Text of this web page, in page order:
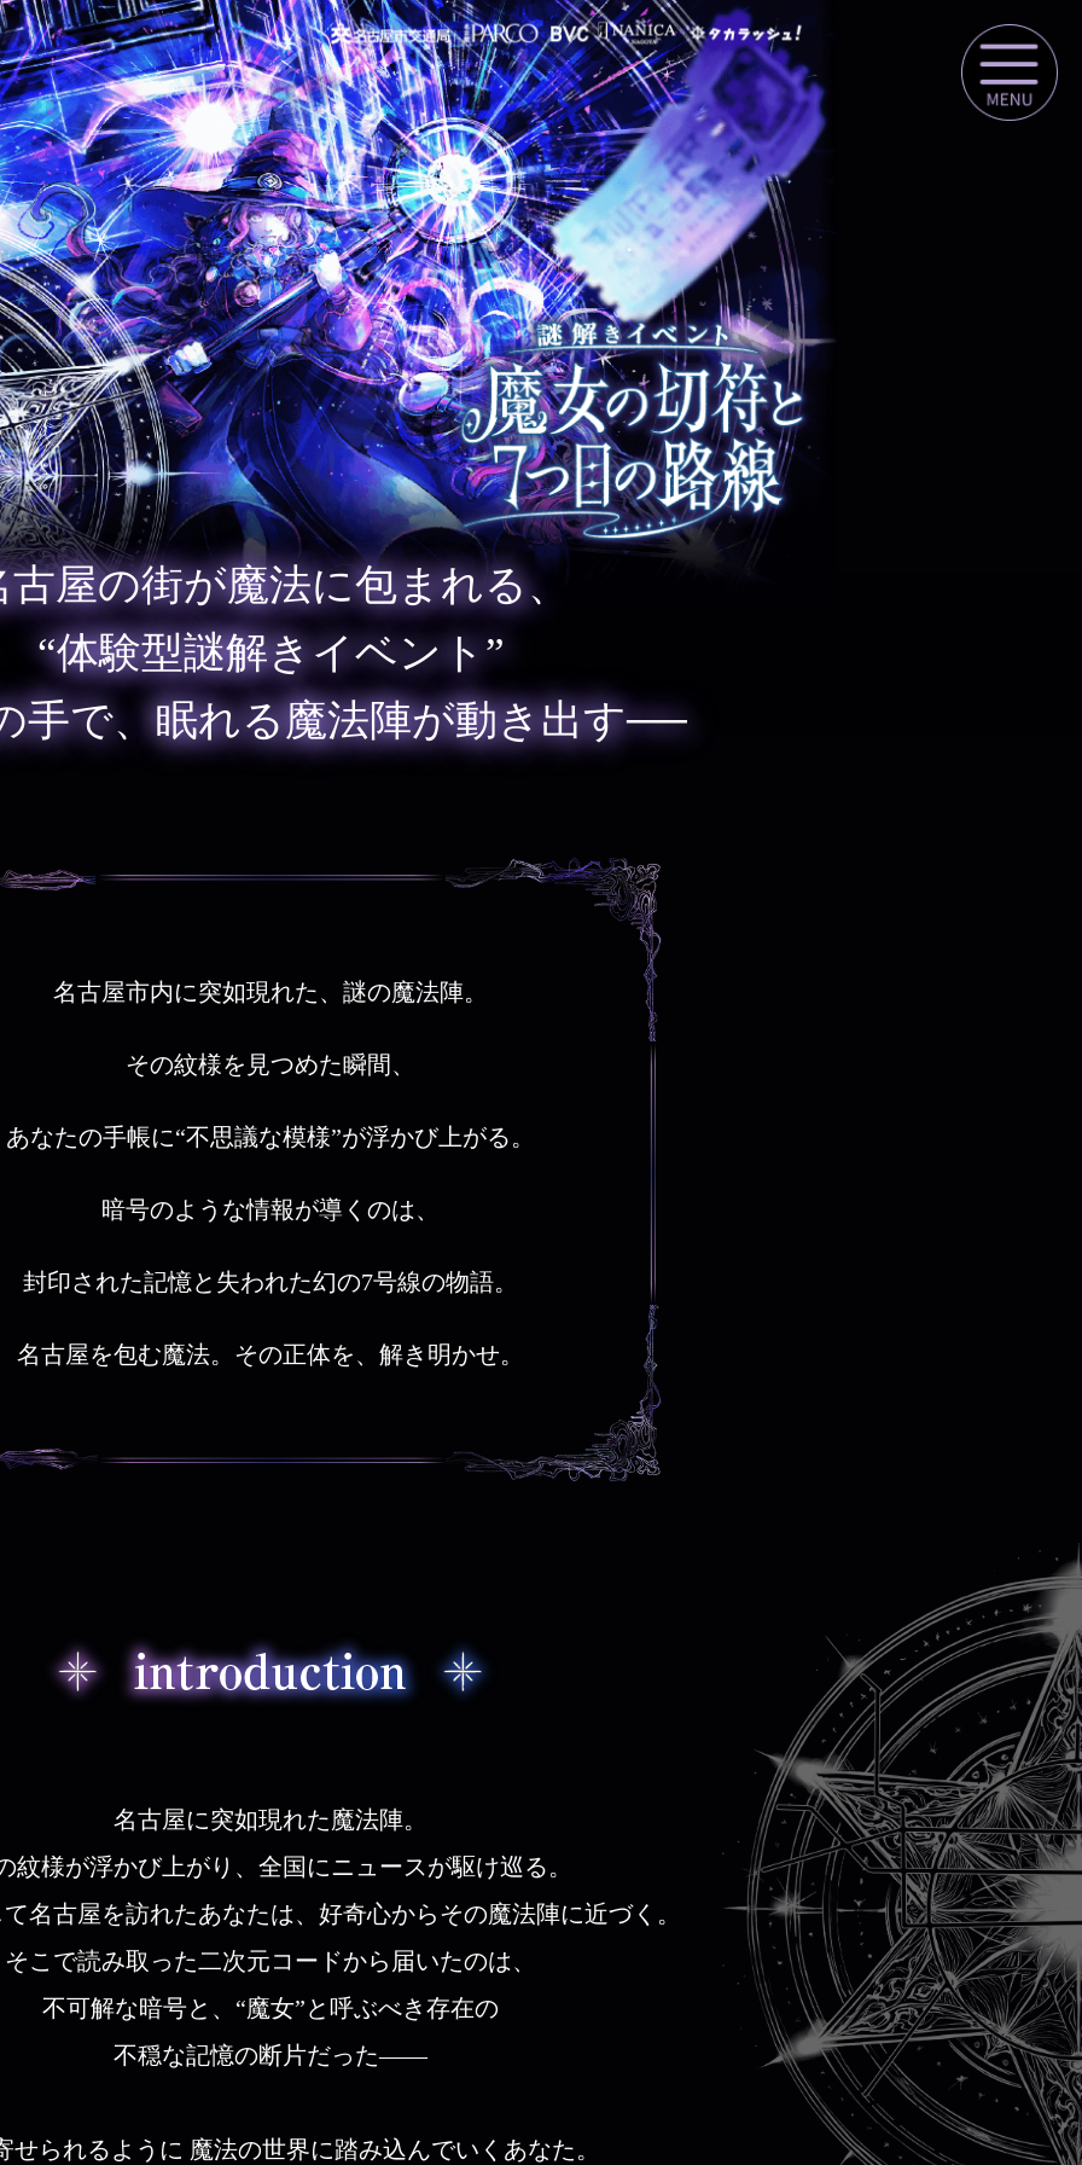
古屋の街が魔法に包まれる、
“体験型謎解きイベント”
手で、眠れる魔法陣が動き出す──
名古屋市内に突如現れた、謎の魔法陣。
その紋様を見つめた瞬間、
あなたの手帳に“不思議な模様”が浮かび上がる。
暗号のような情報が導くのは、
封印された記憶と失われた幻の7号線の物語。
名古屋を包む魔法。その正体を、解き明かせ。
名古屋に突如現れた魔法陣。
紋様が浮かび上がり、全国にニュースが駆け巡る。
名古屋を訪れたあなたは、好奇心からその魔法陣に近づく。
そこで読み取った二次元コードから届いたのは、
不可解な暗号と、“魔女”と呼ぶべき存在の
不穏な記憶の断片だった——
せられるように 魔法の世界に踏み込んでいくあなた。